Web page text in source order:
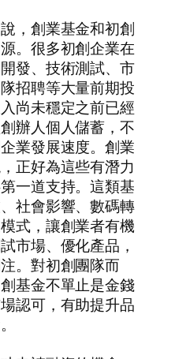
，創業基金和初創
。很多初創企業在
發、技術測試、市
招聘等大量前期投
尚未穩定之前已經
辦人個人儲蓄，不
業發展速度。創業
正好為這些有潛力
一道支持。這類基
社會影響、數碼轉
式，讓創業者有機
市場、優化產品，
。對初創團隊而
基金不單止是金錢
認可，有助提升品